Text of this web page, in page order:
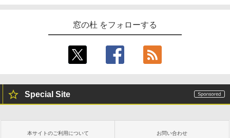
窓の杜 をフォローする
Special Site
本サイトのご利用について お問い合わせ